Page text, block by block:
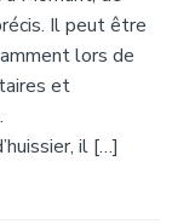
Il peut être
lors de
et
il […]